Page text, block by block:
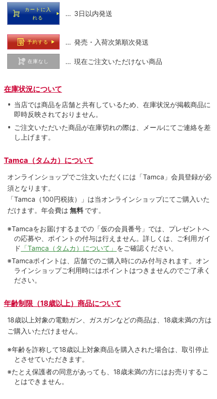
カートに入
れる
… 3日以内発送
予約する … 発売・入荷次第順次発送
在庫なし … 現在ご注文いただけない商品
在庫状況について
当店では商品を店舗と共有しているため、在庫状況が掲載商品に
即時反映されておりません。
ご注文いただいた商品が在庫切れの際は、メールにてご連絡を差
し上げます。
Tamca（タムカ）について
オンラインショップでご注⽂いただくには「Tamca」会員登録が必
須となります。
「Tamca （100円税抜）
」は当オンラインショップにてご購⼊いた
だけます。 年会費は 無料 です。
※Tamcaをお届けするまでの「仮の会員番号」では、プレゼントへ
の応募や、ポイントの付与は⾏えません。詳しくは、ご利⽤ガイ
ド 「Tamca（タムカ）について」 をご確認ください。
※Tamcaポイントは、店舗でのご購⼊時にのみ付与されます。オン
ラインショップご利用時にはポイントはつきませんのでご了承く
ださい。
年齢制限（18歳以上）商品について
18歳以上対象の電動ガン、ガスガンなどの商品は、18歳未満の方は
ご購入いただけません。
※年齢を詐称して18歳以上対象商品を購入された場合は、取引停止
とさせていただきます。
※たとえ保護者の同意があっても、18歳未満の方にはお売りするこ
とはできません。